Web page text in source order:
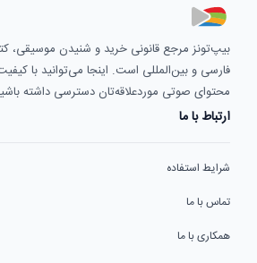
بیپ‌تونز مرجع قانونی خرید و شنیدن
فارسی و بین‌المللی است. اینجا می‌توانید با
محتوای صوتی موردعلاقه‌تان دسترسی داشته
ارتباط با ما
شرایط استفاده
تماس با ما
همکاری با ما